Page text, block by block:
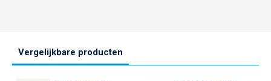
Vergelijkbare producten